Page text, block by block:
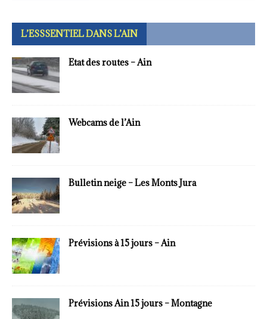
L’ESSSENTIEL DANS L’AIN
Etat des routes – Ain
Webcams de l’Ain
Bulletin neige – Les Monts Jura
Prévisions à 15 jours – Ain
Prévisions Ain 15 jours – Montagne